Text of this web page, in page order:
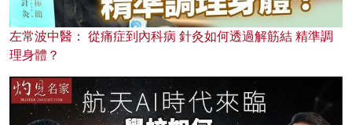
左常波中醫： 從痛症到內科病 針灸如何透過解筋結 精準調
理身體？